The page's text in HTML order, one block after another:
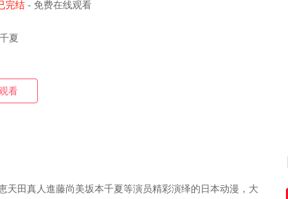
完结 - 免费在线观看
夏
看
田真人進藤尚美坂本千夏等演员精彩演绎的日本动漫，大